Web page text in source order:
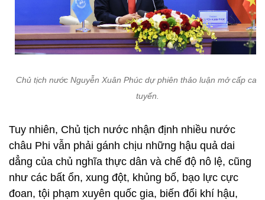
Chủ tịch nước Nguyễn Xuân Phúc dự phiên thảo luận mở cấp cao
tuyến.
Tuy nhiên, Chủ tịch nước nhận định nhiều nước
châu Phi vẫn phải gánh chịu những hậu quả dai
dẳng của chủ nghĩa thực dân và chế độ nô lệ, cũng
như các bất ổn, xung đột, khủng bố, bạo lực cực
đoan, tội phạm xuyên quốc gia, biến đổi khí hậu,